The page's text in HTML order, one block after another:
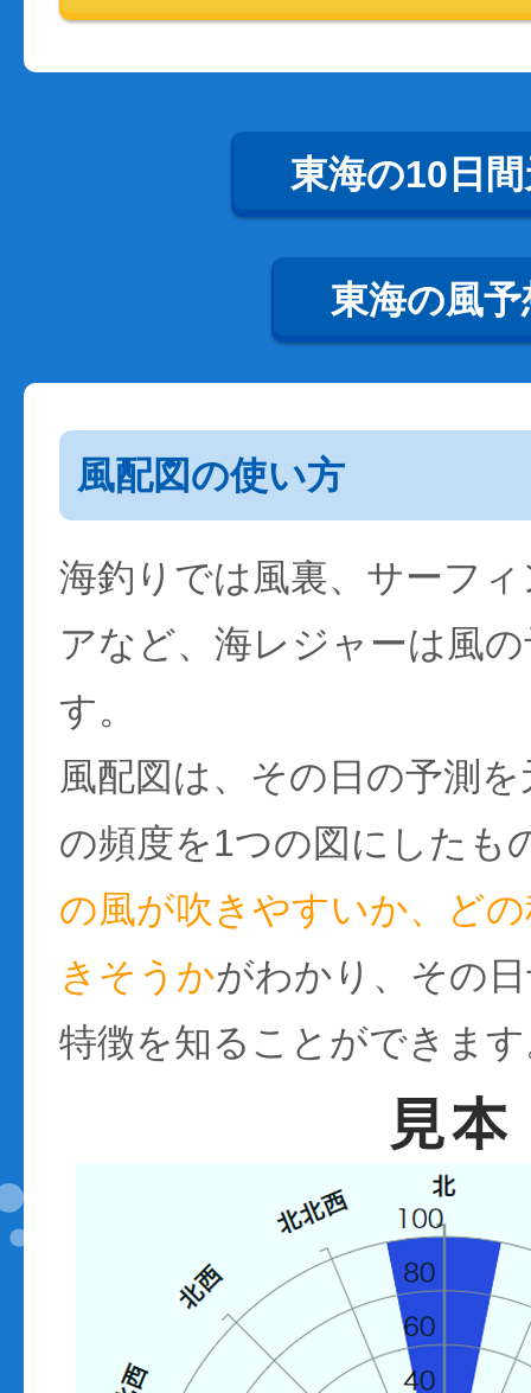
東海の10日
東海の風予
風配図の使い方
海釣りでは風裏、サーフ
アなど、海レジャーは風
す。
風配図は、その日の予測
の頻度を1つの図にしたも
の風が吹きやすいか、ど
きそうかがわかり、その
特徴を知ることができま